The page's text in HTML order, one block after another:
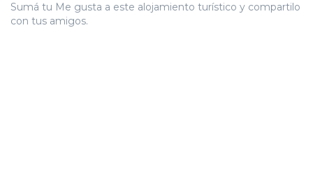
Sumá tu Me gusta a este alojamiento turístico y compartilo
con tus amigos.